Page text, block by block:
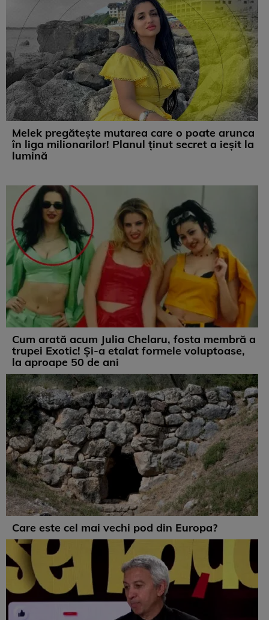
Melek pregătește mutarea care o poate arunca
în liga milionarilor! Planul ținut secret a ieșit la
lumină
Cum arată acum Julia Chelaru, fosta membră a
trupei Exotic! Și-a etalat formele voluptoase,
la aproape 50 de ani
Care este cel mai vechi pod din Europa?